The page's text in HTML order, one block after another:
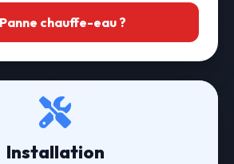
Panne chauffe-eau ?
Installation